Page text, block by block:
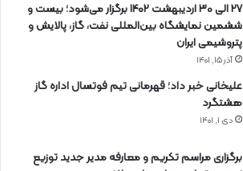
27 الی 30 اردیبهشت 1402 برگزار می‌شود؛ بیست و
ششمین نمایشگاه بین‌المللی نفت، گاز، پالایش و
پتروشیمی ایران
آذر ۱۵, ۱۴۰۱
علیخانی خبر داد؛ قهرمانی تیم فوتسال اداره گاز
هشتگرد
دی ۱, ۱۴۰۱
برگزاری مراسم تكریم و معارفه مدیر جدید توزیع